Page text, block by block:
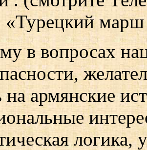
«Турецкий
в вопросах
на армянские